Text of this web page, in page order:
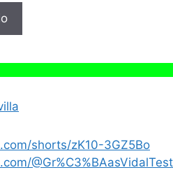
shorts/zK10-3GZ5Bo